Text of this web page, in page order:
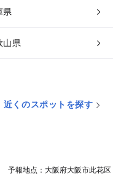
県
山県
近くのスポットを探す
予報地点：大阪府大阪市此花区